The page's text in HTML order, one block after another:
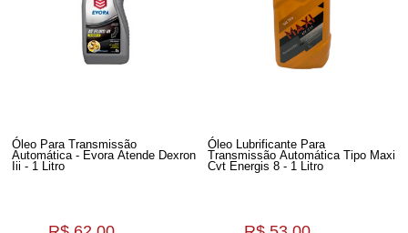
Óleo Para Transmissão
Automática - Evora Atende Dexron
Iii - 1 Litro
Óleo Lubrificante Para
Transmissão Automática Tipo Maxi
Cvt Energis 8 - 1 Litro